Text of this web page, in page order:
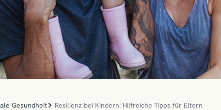
Gesundheit Resilienz bei Kindern: Hilfreiche Tipps für Eltern